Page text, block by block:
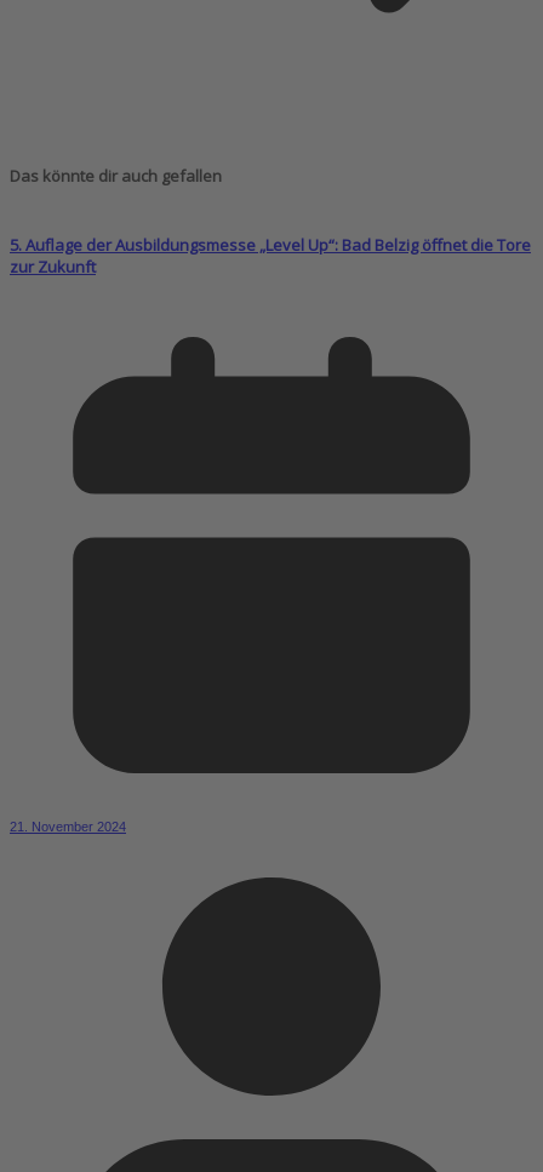
Das könnte dir auch gefallen
5. Auflage der Ausbildungsmesse „Level Up“: Bad Belzig öffnet die Tore
zur Zukunft
21. November 2024